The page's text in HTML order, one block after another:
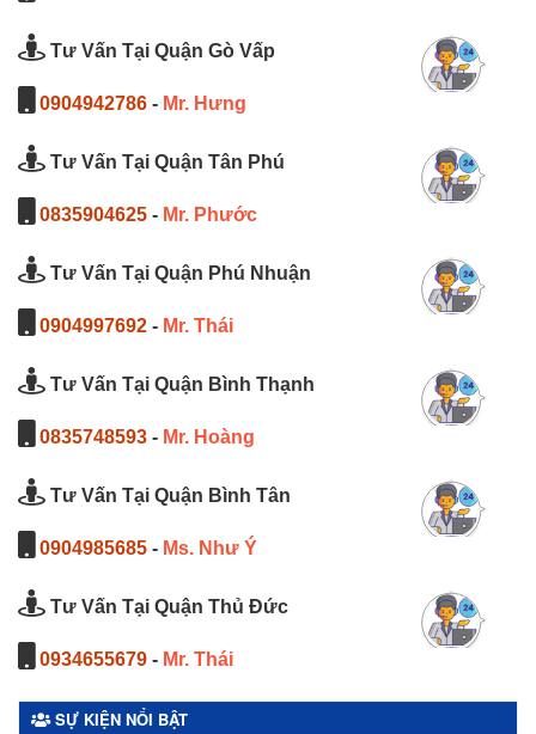
Tư Vấn Tại Quận Gò Vấp
0904942786 - Mr. Hưng
Tư Vấn Tại Quận Tân Phú
0835904625 - Mr. Phước
Tư Vấn Tại Quận Phú Nhuận
0904997692 - Mr. Thái
Tư Vấn Tại Quận Bình Thạnh
0835748593 - Mr. Hoàng
Tư Vấn Tại Quận Bình Tân
0904985685 - Ms. Như Ý
Tư Vấn Tại Quận Thủ Đức
0934655679 - Mr. Thái
SỰ KIỆN NỔI BẬT